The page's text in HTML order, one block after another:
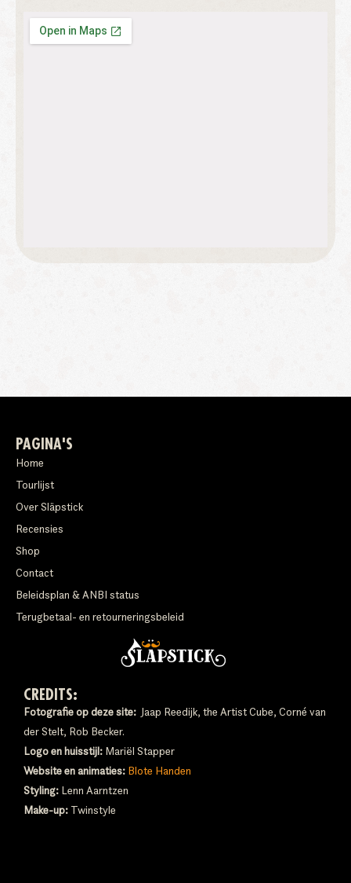
PAGINA'S
Home
Tourlijst
Over Släpstick
Recensies
Shop
Contact
Beleidsplan & ANBI status
Terugbetaal- en retourneringsbeleid
CREDITS:
Fotografie op deze site: Jaap Reedijk, the Artist Cube, Corné van
der Stelt, Rob Becker.
Logo en huisstijl: Mariël Stapper
Website en animaties: Blote Handen
Styling: Lenn Aarntzen
Make-up: Twinstyle